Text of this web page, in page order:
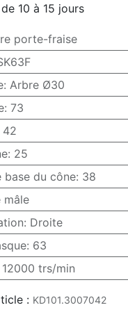
10 à 15 jours
porte-fraise
: Arbre Ø30
: 73
42
: 25
base du cône: 38
mâle
: Droite
: 63
12000 trs/min
: KD101.3007042